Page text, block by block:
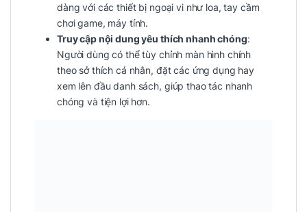
dàng với các thiết bị ngoại vi như loa, tay cầm
chơi game, máy tính.
Truy cập nội dung yêu thích nhanh chóng:
Người dùng có thể tùy chỉnh màn hình chính
theo sở thích cá nhân, đặt các ứng dụng hay
xem lên đầu danh sách, giúp thao tác nhanh
chóng và tiện lợi hơn.